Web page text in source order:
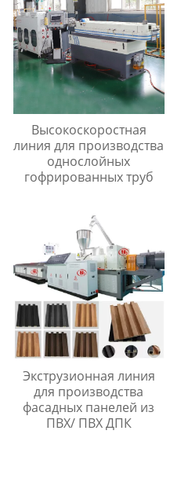
Высокоскоростная
линия для производства
однослойных
гофрированных труб
Экструзионная линия
для производства
фасадных панелей из
ПВХ/ ПВХ ДПК